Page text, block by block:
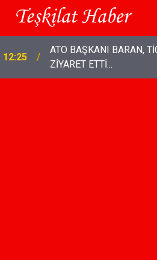
20:36
DEVA Partisi Genel Başkanı
maaşından, insanca
olmaz"